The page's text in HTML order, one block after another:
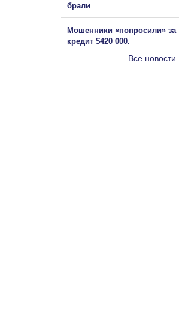
брали
Мошенники «попросили» за
кредит $420 000.
Все новости...